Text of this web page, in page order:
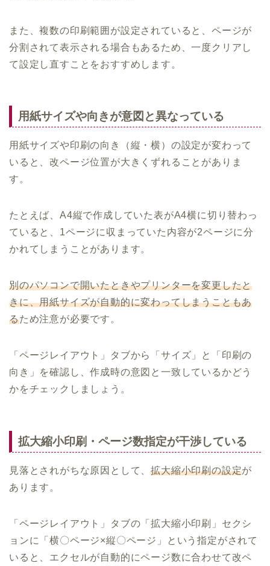
また、複数の印刷範囲が設定されていると、ページが
分割されて表示される場合もあるため、一度クリアし
て設定し直すことをおすすめします。
用紙サイズや向きが意図と異なっている
用紙サイズや印刷の向き（縦・横）の設定が変わって
いると、改ページ位置が大きくずれることがありま
す。
たとえば、A4縦で作成していた表がA4横に切り替わっ
ていると、1ページに収まっていた内容が2ページに分
かれてしまうことがあります。
別のパソコンで開いたときやプリンターを変更したと
きに、用紙サイズが自動的に変わってしまうこともあ
るため注意が必要です。
「ページレイアウト」タブから「サイズ」と「印刷の
向き」を確認し、作成時の意図と一致しているかどう
かをチェックしましょう。
拡大縮小印刷・ページ数指定が干渉している
見落とされがちな原因として、拡大縮小印刷の設定が
あります。
「ページレイアウト」タブの「拡大縮小印刷」セクシ
ョンに「横〇ページ×縦〇ページ」という指定がされて
いると、エクセルが自動的にページ数に合わせて改ペ